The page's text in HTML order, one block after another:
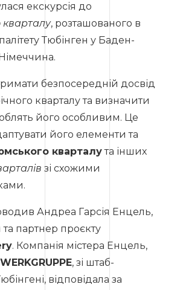
екскурсія до
кварталу, розташованого в
Тюбінген у Баден-
безпосередній досвід
кварталу та визначити
його особливим. Це
його елементи та
кварталута інших
зі схожими
Андреа Гарсія Енцель,
партнер проєкту
. Компанія містера Енцель,
, зі штаб-
відповідала за